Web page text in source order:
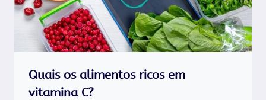
Quais os alimentos ricos em
vitamina C?